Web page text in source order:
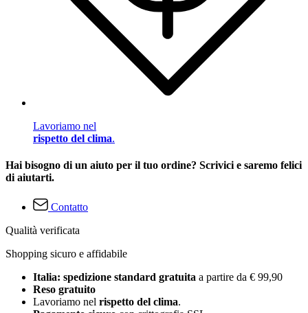
Lavoriamo nel
rispetto del clima.
Hai bisogno di un aiuto per il tuo ordine? Scrivici e saremo felici
di aiutarti.
Contatto
Qualità verificata
Shopping sicuro e affidabile
Italia: spedizione standard gratuita a partire da € 99,90
Reso gratuito
Lavoriamo nel rispetto del clima.